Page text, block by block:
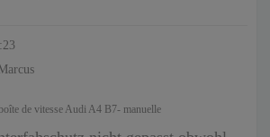
de vitesse Audi A4 B7- manuelle